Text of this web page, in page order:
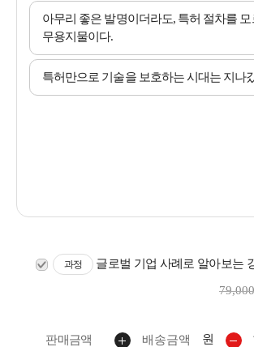
아무리 좋은 발명이더라도, 특허 절차를 모
무용지물이다.
특허만으로 기술을 보호하는 시대는 지나
과정 글로벌 기업 사례로 알아보는
판매금액 배송금액 원